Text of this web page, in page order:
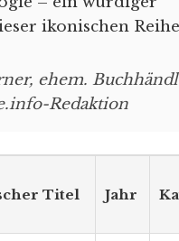
ikonischen
ehem.
Redaktion
Titel Jahr